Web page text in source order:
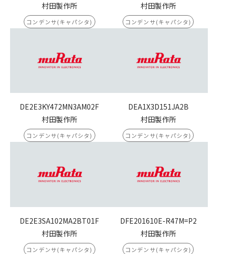
村田製作所
コンデンサ(キャパシタ)
村田製作所
コンデンサ(キャパシタ)
DE2E3KY472MN3AM02F
村田製作所
コンデンサ(キャパシタ)
DEA1X3D151JA2B
村田製作所
コンデンサ(キャパシタ)
DE2E3SA102MA2BT01F
村田製作所
コンデンサ(キャパシタ)
DFE201610E-R47M=P2
村田製作所
コンデンサ(キャパシタ)